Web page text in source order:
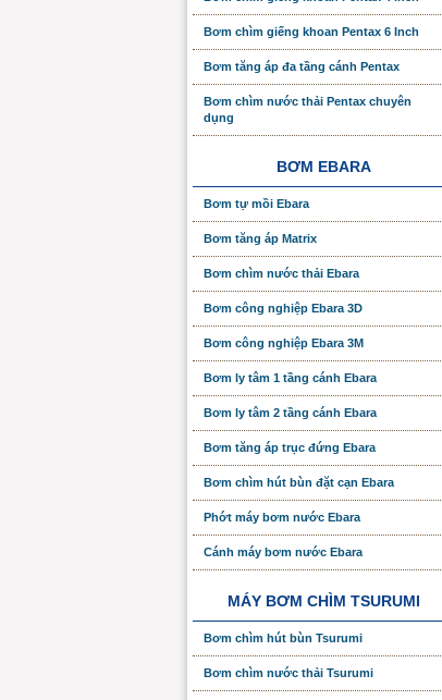
Bơm chìm giếng khoan Pentax 6 Inch
Bơm tăng áp đa tầng cánh Pentax
Bơm chìm nước thải Pentax chuyên
dụng
BƠM EBARA
Bơm tự mồi Ebara
Bơm tăng áp Matrix
Bơm chìm nước thải Ebara
Bơm công nghiệp Ebara 3D
Bơm công nghiệp Ebara 3M
Bơm ly tâm 1 tầng cánh Ebara
Bơm ly tâm 2 tầng cánh Ebara
Bơm tăng áp trục đứng Ebara
Bơm chìm hút bùn đặt cạn Ebara
Phớt máy bơm nước Ebara
Cánh máy bơm nước Ebara
MÁY BƠM CHÌM TSURUMI
Bơm chìm hút bùn Tsurumi
Bơm chìm nước thải Tsurumi